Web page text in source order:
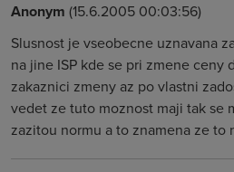
Anonym (15.6.2005 00:03:56)
Slusnost je vseobecne uznavana
na jine ISP kde se pri zmene ceny
zakaznici zmeny az po vlastni
vedet ze tuto moznost maji tak se
zazitou normu a to znamena ze to